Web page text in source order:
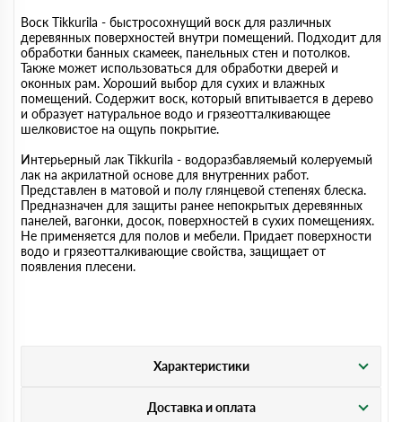
Воск Tikkurila - быстросохнущий воск для различных
деревянных поверхностей внутри помещений. Подходит для
обработки банных скамеек, панельных стен и потолков.
Также может использоваться для обработки дверей и
оконных рам. Хороший выбор для сухих и влажных
помещений. Содержит воск, который впитывается в дерево
и образует натуральное водо и грязеотталкивающее
шелковистое на ощупь покрытие.
Интерьерный лак Tikkurila - водоразбавляемый колеруемый
лак на акрилатной основе для внутренних работ.
Представлен в матовой и полу глянцевой степенях блеска.
Предназначен для защиты ранее непокрытых деревянных
панелей, вагонки, досок, поверхностей в сухих помещениях.
Не применяется для полов и мебели. Придает поверхности
водо и грязеотталкивающие свойства, защищает от
появления плесени.
Характеристики
Доставка и оплата